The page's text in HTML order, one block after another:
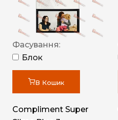
Фасування:
Блок
В Кошик
Compliment Super